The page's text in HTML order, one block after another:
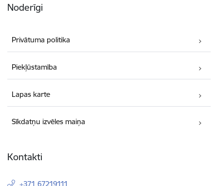
Noderīgi
Privātuma politika
Piekļūstamība
Lapas karte
Sīkdatņu izvēles maiņa
Kontakti
+371 67219111